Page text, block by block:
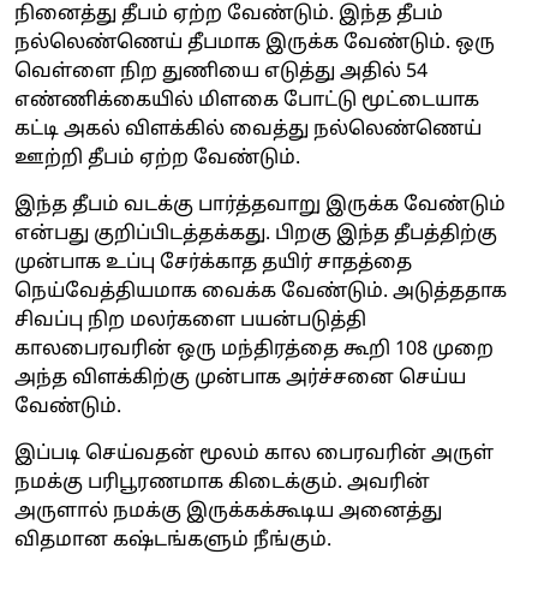
நினைத்து தீபம் ஏற்ற வேண்டும். இந்த தீபம்
நல்லெண்ணெய் தீபமாக இருக்க வேண்டும். ஒரு
வெள்ளை நிற துணியை எடுத்து அதில் 54
எண்ணிக்கையில் மிளகை போட்டு மூட்டையாக
கட்டி அகல் விளக்கில் வைத்து நல்லெண்ணெய்
ஊற்றி தீபம் ஏற்ற வேண்டும்.
இந்த தீபம் வடக்கு பார்த்தவாறு இருக்க வேண்டும்
என்பது குறிப்பிடத்தக்கது. பிறகு இந்த தீபத்திற்கு
முன்பாக உப்பு சேர்க்காத தயிர் சாதத்தை
நெய்வேத்தியமாக வைக்க வேண்டும். அடுத்ததாக
சிவப்பு நிற மலர்களை பயன்படுத்தி
காலபைரவரின் ஒரு மந்திரத்தை கூறி 108 முறை
அந்த விளக்கிற்கு முன்பாக அர்ச்சனை செய்ய
வேண்டும்.
இப்படி செய்வதன் மூலம் கால பைரவரின் அருள்
நமக்கு பரிபூரணமாக கிடைக்கும். அவரின்
அருளால் நமக்கு இருக்கக்கூடிய அனைத்து
விதமான கஷ்டங்களும் நீங்கும்.